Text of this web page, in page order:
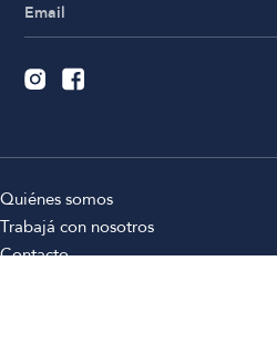
Quiénes somos
Trabajá con nosotros
Contacto